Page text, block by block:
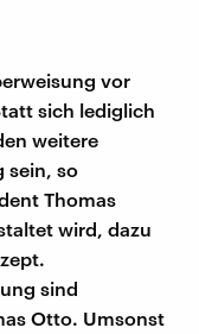
vor
sich lediglich
weitere
sein, so
Thomas
wird, dazu
sind
Otto. Umsonst